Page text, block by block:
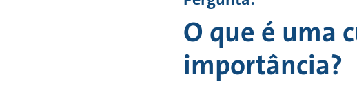
O que é uma
importância?